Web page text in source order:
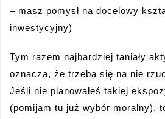
– masz pomysł na docelowy
inwestycyjny)
Tym razem najbardziej taniały
oznacza, że trzeba się na nie
Jeśli nie planowałeś takiej
(pomijam tu już wybór moralny),